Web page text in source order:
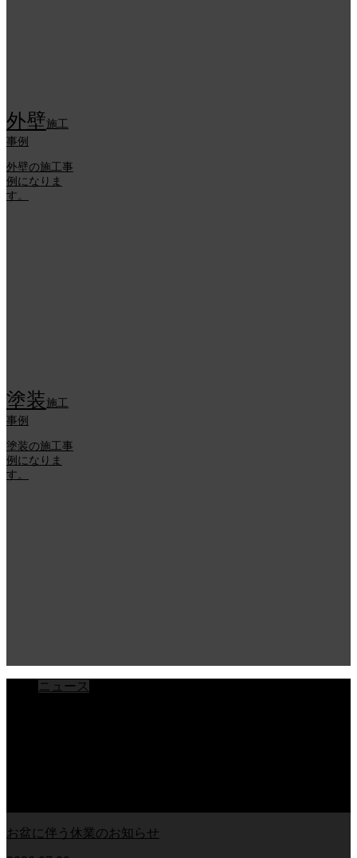
外壁施工
事例
外壁の施工事
例になりま
す。
塗装施工
事例
塗装の施工事
例になりま
す。
ニュース
お盆に伴う休業のお知らせ